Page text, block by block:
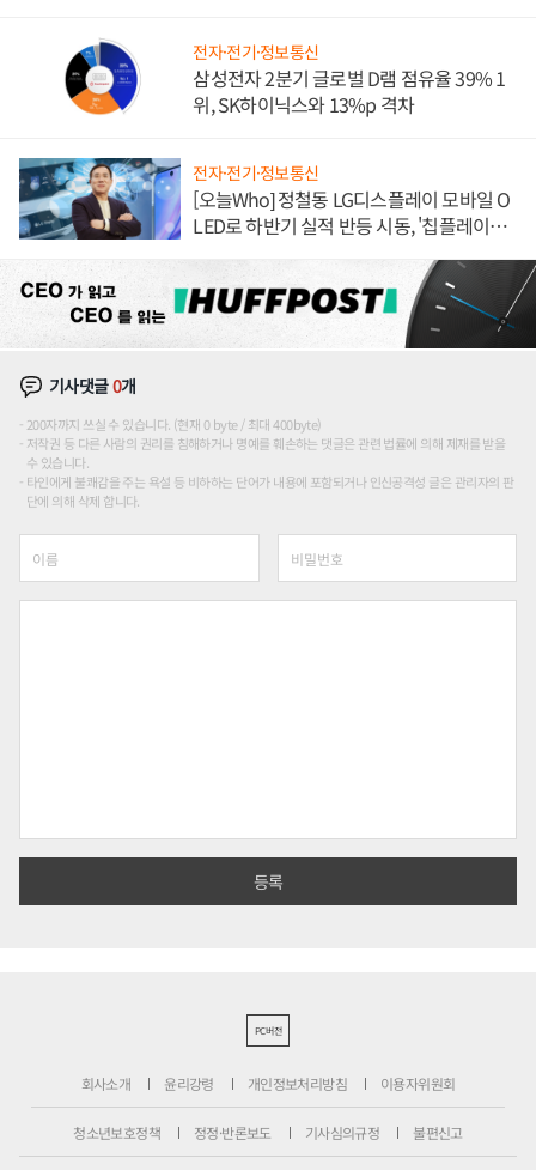
전자·전기·정보통신
삼성전자 2분기 글로벌 D램 점유율 39% 1
위, SK하이닉스와 13%p 격차
전자·전기·정보통신
[오늘Who] 정철동 LG디스플레이 모바일 O
LED로 하반기 실적 반등 시동, '칩플레이
기사댓글0개
200자까지 쓰실 수 있습니다. (현재 0 byte / 최대 400byte)
저작권 등 다른 사람의 권리를 침해하거나 명예를 훼손하는 댓글은 관련 법률에 의해 제재를 받을
수 있습니다.
타인에게 불쾌감을 주는 욕설 등 비하하는 단어가 내용에 포함되거나 인신공격성 글은 관리자의 판
단에 의해 삭제 합니다.
PC버전
회사소개 윤리강령 개인정보처리방침 이용자위원회
청소년보호정책 정정·반론보도 기사심의규정 불편신고